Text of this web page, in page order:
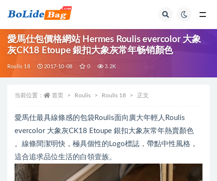
愛馬仕包價格網站 Hermes Roulis evercolor 大象
灰CK18 Etoupe 銀扣大象灰常年畅销顏色
Roulis 18 2017-10-08 0 3.2K
当前位置： 首页 Roulis Roulis 18 正文
愛馬仕最具線條感的包袋Roulis面向廣大年輕人Roulis
evercolor 大象灰CK18 Etoupe 銀扣大象灰常年熱賣顏色
。線條間潔明快，極具個性的Logo標誌，帶點中性風格，
這合追求品位生活的白領壹族。